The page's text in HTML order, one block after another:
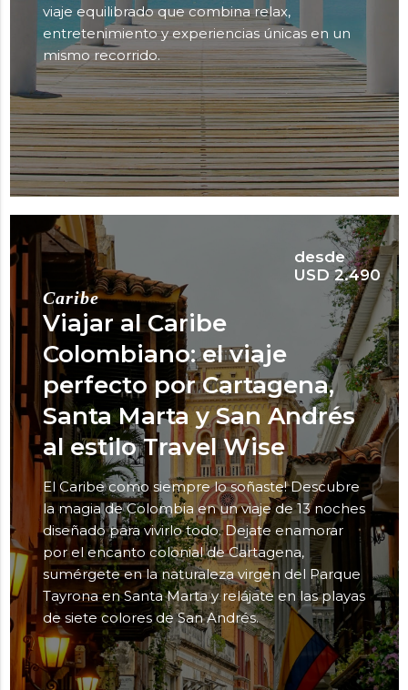
viaje equilibrado que combina relax,
entretenimiento y experiencias únicas en un
mismo recorrido.
desde
USD 2.490
Caribe
Viajar al Caribe
Colombiano: el viaje
perfecto por Cartagena,
Santa Marta y San Andrés
al estilo Travel Wise
El Caribe como siempre lo soñaste! Descubre
la magia de Colombia en un viaje de 13 noches
diseñado para vivirlo todo. Dejate enamorar
por el encanto colonial de Cartagena,
sumérgete en la naturaleza virgen del Parque
Tayrona en Santa Marta y relájate en las playas
de siete colores de San Andrés.